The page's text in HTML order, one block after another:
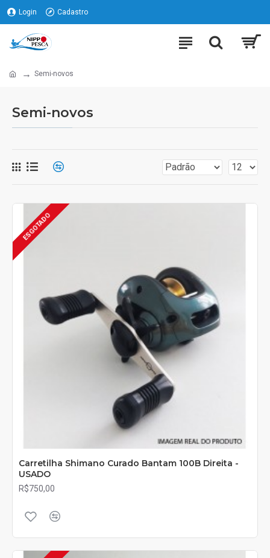
Login Cadastro
Semi-novos
Semi-novos
ESGOTADO
Carretilha Shimano Curado Bantam 100B Direita -
USADO
R$750,00